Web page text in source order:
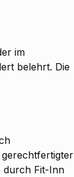
im
belehrt. Die
durch Fit-Inn